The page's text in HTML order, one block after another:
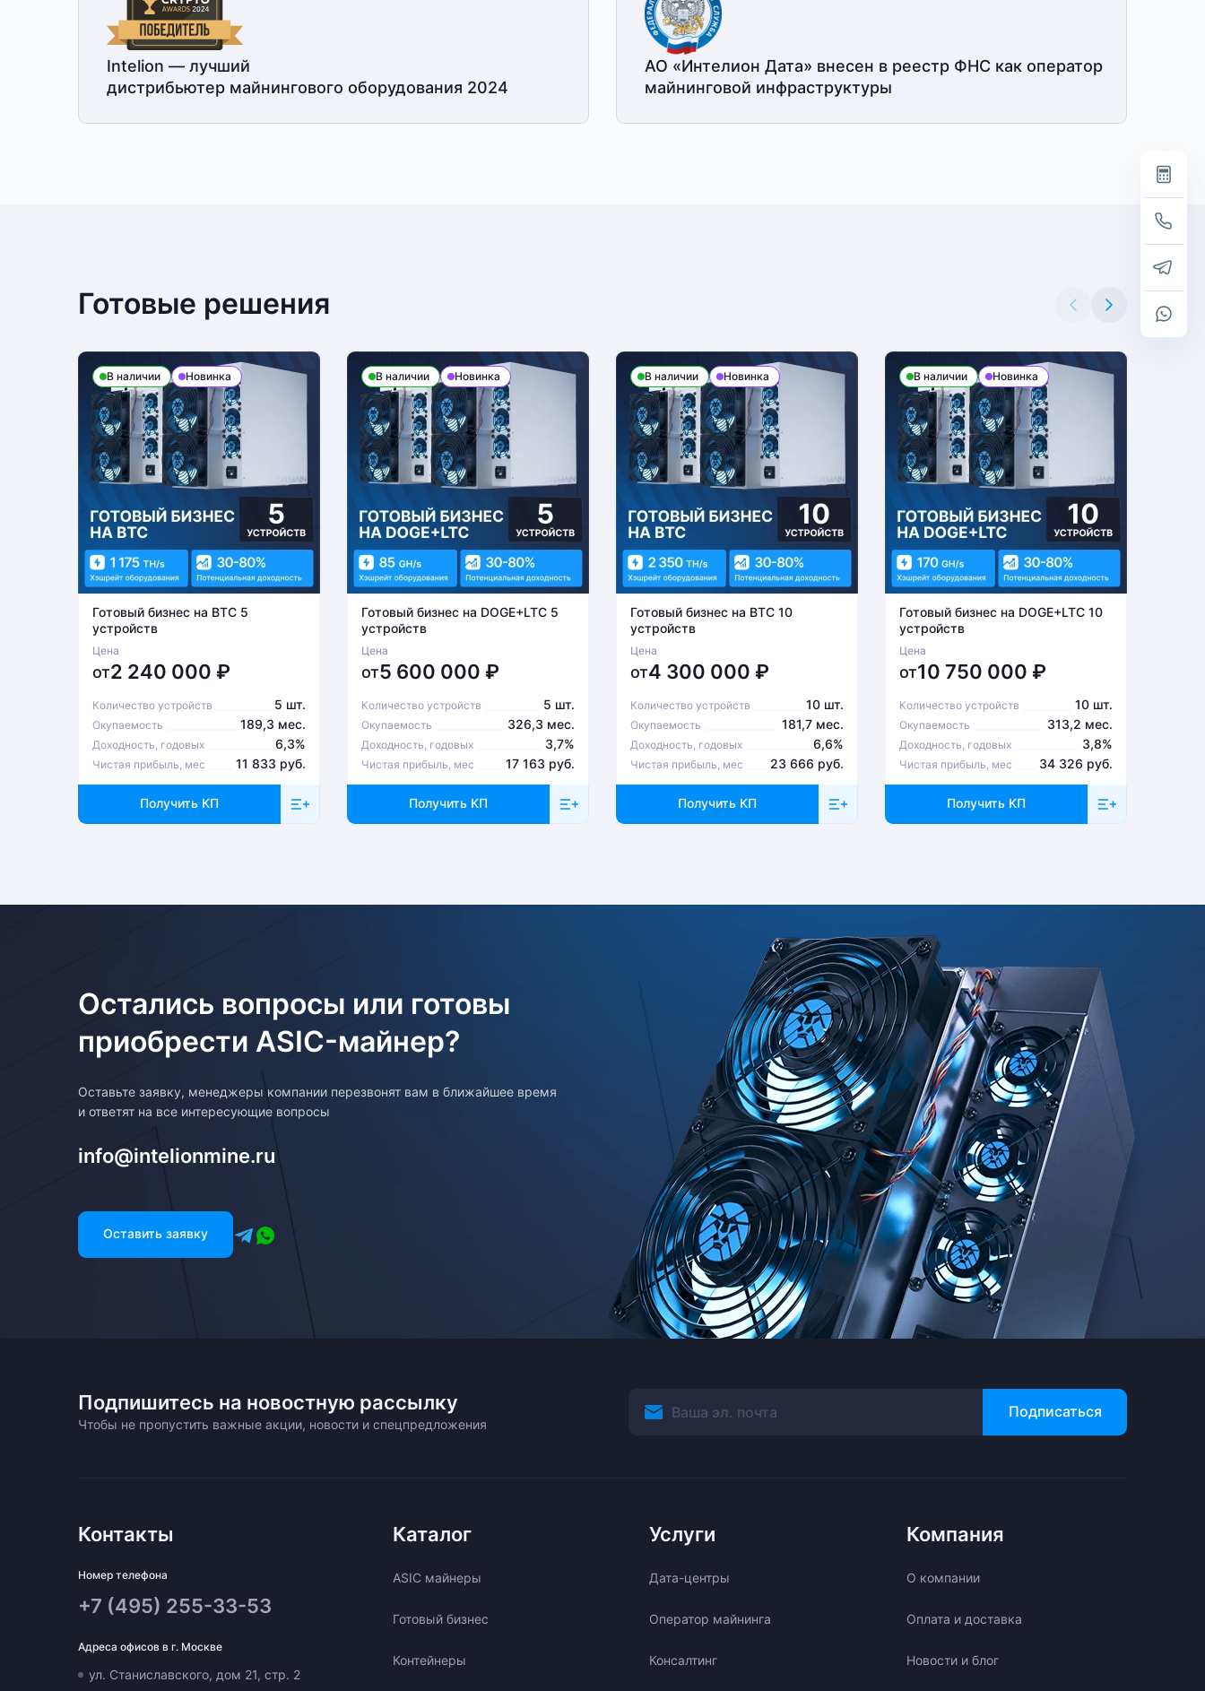
Intelion — лучший
дистрибьютер майнингового оборудования 2024
АО «Интелион Дата» внесен в реестр ФНС как оператор
майнинговой инфраструктуры
Готовые решения
В наличии Новинка
Готовый бизнес на BTC 5
устройств
Цена
от2 240 000 ₽
Количество устройств 5 шт.
Окупаемость 189,3 мес.
Доходность, годовых 6,3%
Чистая прибыль, мес 11 833 руб.
Получить КП
В наличии Новинка
Готовый бизнес на DOGE+LTC 5
устройств
Цена
от5 600 000 ₽
Количество устройств 5 шт.
Окупаемость 326,3 мес.
Доходность, годовых 3,7%
Чистая прибыль, мес 17 163 руб.
Получить КП
В наличии Новинка
Готовый бизнес на BTC 10
устройств
Цена
от4 300 000 ₽
Количество устройств 10 шт.
Окупаемость 181,7 мес.
Доходность, годовых 6,6%
Чистая прибыль, мес 23 666 руб.
Получить КП
В наличии Новинка
Готовый бизнес на DOGE+LTC 10
устройств
Цена
от10 750 000 ₽
Количество устройств 10 шт.
Окупаемость 313,2 мес.
Доходность, годовых 3,8%
Чистая прибыль, мес 34 326 руб.
Получить КП
Остались вопросы или готовы
приобрести ASIC-майнер?
Оставьте заявку, менеджеры компании перезвонят вам в ближайшее время
и ответят на все интересующие вопросы
info@intelionmine.ru
Оставить заявку
Подпишитесь на новостную рассылку
Чтобы не пропустить важные акции, новости и спецпредложения
Подписаться
Контакты
Номер телефона
+7 (495) 255-33-53
Адреса офисов в г. Москве
ул. Станиславского, дом 21, стр. 2
Каталог
ASIC майнеры
Готовый бизнес
Контейнеры
Услуги
Дата-центры
Оператор майнинга
Консалтинг
Компания
О компании
Оплата и доставка
Новости и блог